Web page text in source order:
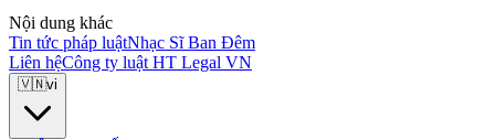
Nội dung khác
Tin tức pháp luậtNhạc Sĩ Ban Đêm
Liên hệCông ty luật HT Legal VN
🇻🇳vi